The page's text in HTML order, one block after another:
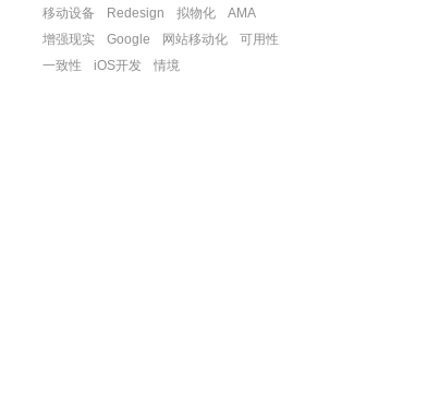
移动设备
Redesign 拟物化
AMA
增强现实
Google 网站移动化
可用性
一致性
iOS开发 情境